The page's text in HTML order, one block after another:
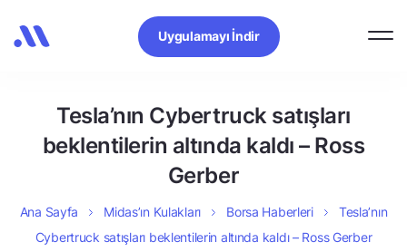
Uygulamayı İndir
Tesla’nın Cybertruck satışları
beklentilerin altında kaldı – Ross
Gerber
Ana Sayfa Midas’ın Kulakları Borsa Haberleri
Tesla’nın
Cybertruck satışları beklentilerin altında kaldı – Ross Gerber